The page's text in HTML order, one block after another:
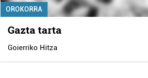
OROKORRA
Gazta tarta
Goierriko Hitza